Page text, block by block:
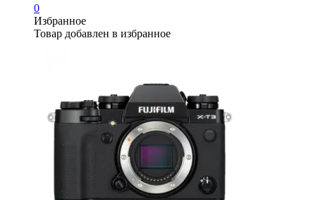
0
Избранное
Товар добавлен в избранное